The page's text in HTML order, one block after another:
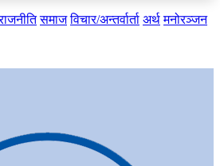
समाज विचार/अन्तर्वार्ता अर्थ मनोरञ्जन